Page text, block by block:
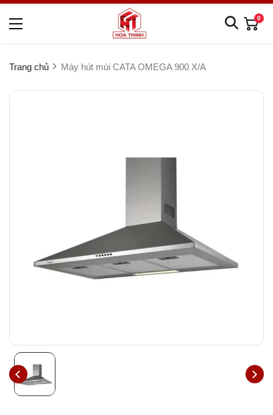
0
Trang chủ Máy hút mùi CATA OMEGA 900 X/A